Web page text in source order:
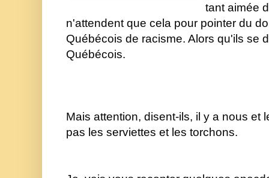
tant aimée
n'attendent que cela pour pointer du
Québécois de racisme. Alors qu'ils se
Québécois.
Mais attention, disent-ils, il y a nous et
pas les serviettes et les torchons.